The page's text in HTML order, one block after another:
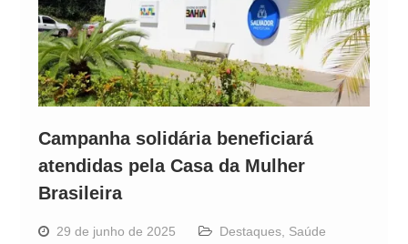
Campanha solidária beneficiará
atendidas pela Casa da Mulher
Brasileira
29 de junho de 2025 Destaques, Saúde